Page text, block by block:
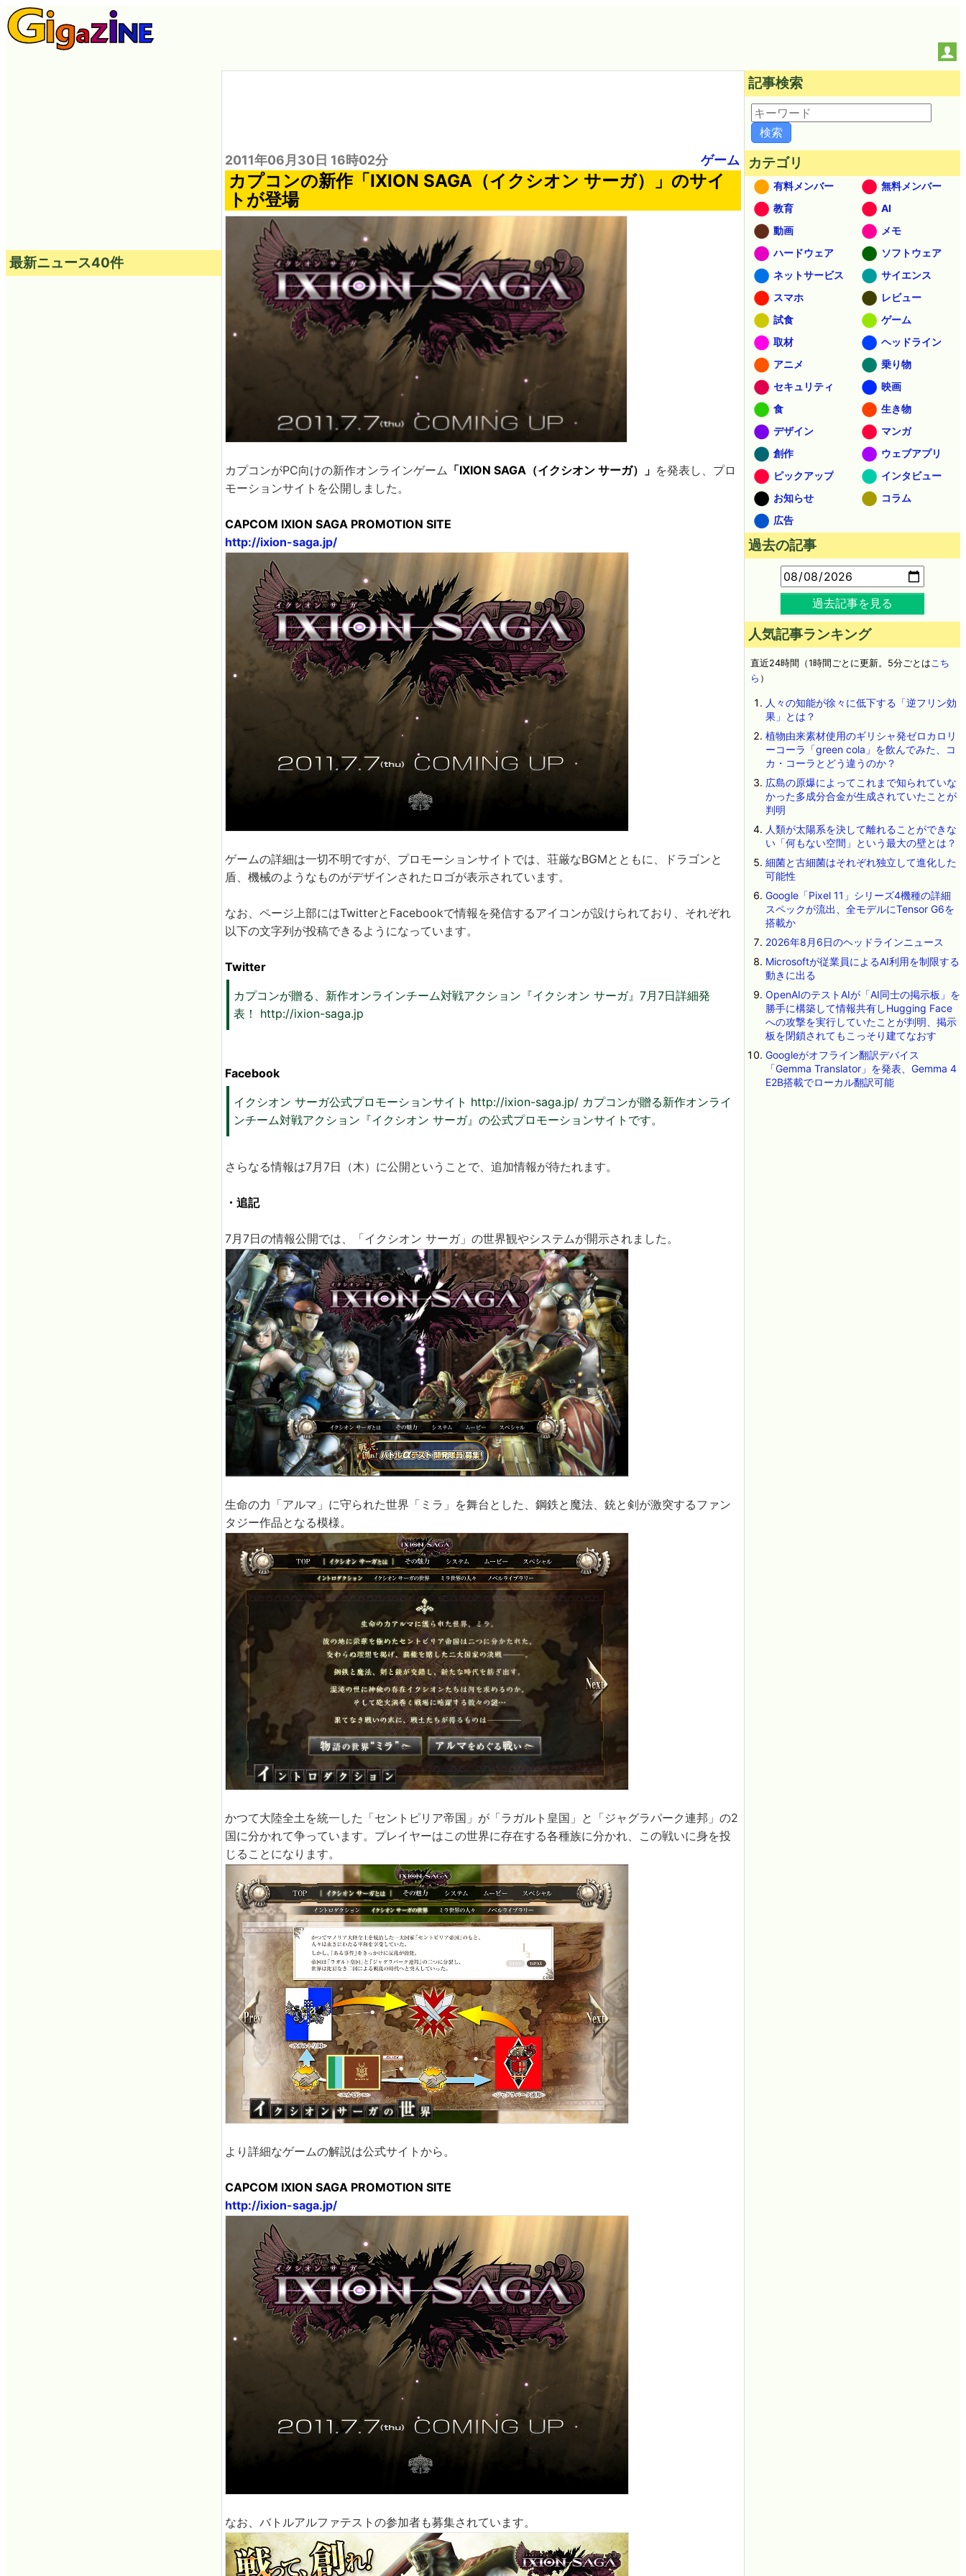
2011年06月30日 16時02分 ゲーム
カプコンの新作「IXION SAGA（イクシオン サーガ）」のサイ
トが登場
カプコンがPC向けの新作オンラインゲーム 「IXION SAGA（イクシオン サーガ）」 を発表し、プロ
モーションサイトを公開しました。
CAPCOM IXION SAGA PROMOTION SITE
http://ixion-saga.jp/
ゲームの詳細は一切不明ですが、プロモーションサイトでは、荘厳なBGMとともに、ドラゴンと
盾、機械のようなものがデザインされたロゴが表示されています。
なお、ページ上部にはTwitterとFacebookで情報を発信するアイコンが設けられており、それぞれ
以下の文字列が投稿できるようになっています。
Twitter
カプコンが贈る、新作オンラインチーム対戦アクション『イクシオン サーガ』7月7日詳細発
表！ http://ixion-saga.jp
Facebook
イクシオン サーガ公式プロモーションサイト http://ixion-saga.jp/ カプコンが贈る新作オンライ
ンチーム対戦アクション『イクシオン サーガ』の公式プロモーションサイトです。
さらなる情報は7月7日（木）に公開ということで、追加情報が待たれます。
・追記
7月7日の情報公開では、「イクシオン サーガ」の世界観やシステムが開示されました。
生命の力「アルマ」に守られた世界「ミラ」を舞台とした、鋼鉄と魔法、銃と剣が激突するファン
タジー作品となる模様。
かつて大陸全土を統一した「セントピリア帝国」が「ラガルト皇国」と「ジャグラパーク連邦」の2
国に分かれて争っています。プレイヤーはこの世界に存在する各種族に分かれ、この戦いに身を投
じることになります。
より詳細なゲームの解説は公式サイトから。
CAPCOM IXION SAGA PROMOTION SITE
http://ixion-saga.jp/
なお、バトルアルファテストの参加者も募集されています。
最新ニュース40件
記事検索
カテゴリ
有料メンバー
無料メンバー
教育
AI
動画
メモ
ハードウェア
ソフトウェア
ネットサービス
サイエンス
スマホ
レビュー
試食
ゲーム
取材
ヘッドライン
アニメ
乗り物
セキュリティ
映画
食
生き物
デザイン
マンガ
創作
ウェブアプリ
ピックアップ
インタビュー
お知らせ
コラム
広告
過去の記事
過去記事を見る
人気記事ランキング
直近24時間（1時間ごとに更新。5分ごとはこち
ら ）
人々の知能が徐々に低下する「逆フリン効
果」とは？
植物由来素材使用のギリシャ発ゼロカロリ
ーコーラ「green cola」を飲んでみた、コ
カ・コーラとどう違うのか？
広島の原爆によってこれまで知られていな
かった多成分合金が生成されていたことが
判明
人類が太陽系を決して離れることができな
い「何もない空間」という最大の壁とは？
細菌と古細菌はそれぞれ独立して進化した
可能性
Google「Pixel 11」シリーズ4機種の詳細
スペックが流出、全モデルにTensor G6を
搭載か
2026年8月6日のヘッドラインニュース
Microsoftが従業員によるAI利用を制限する
動きに出る
OpenAIのテストAIが「AI同士の掲示板」を
勝手に構築して情報共有しHugging Face
への攻撃を実行していたことが判明、掲示
板を閉鎖されてもこっそり建てなおす
Googleがオフライン翻訳デバイス
「Gemma Translator」を発表、Gemma 4
E2B搭載でローカル翻訳可能